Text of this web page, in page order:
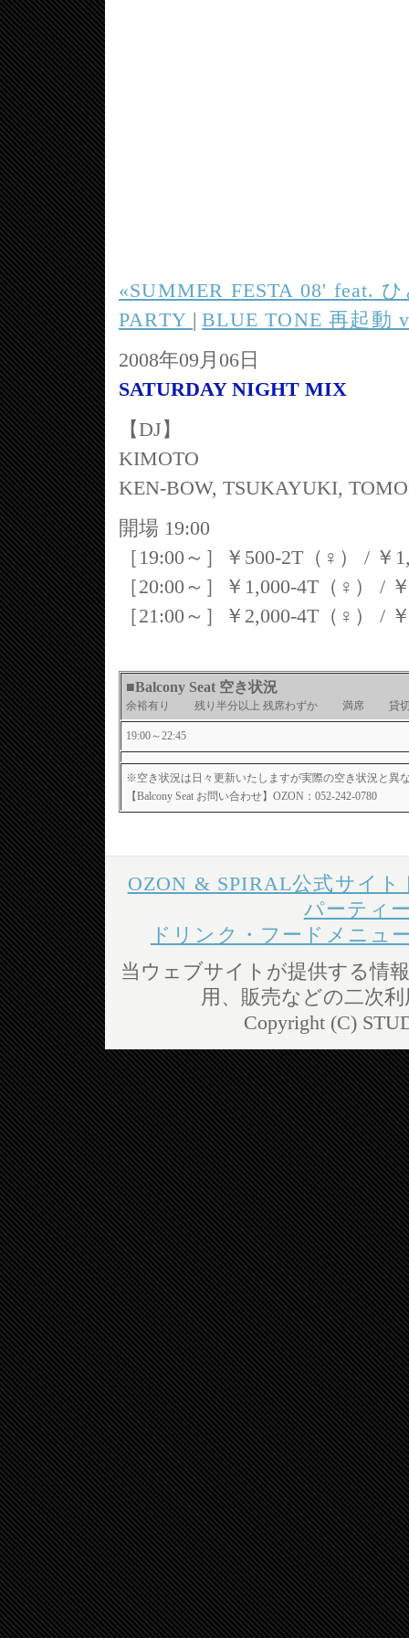
«SUMMER FESTA 08' feat.
PARTY |BLUE TONE 再起動
2008年09月06日
SATURDAY NIGHT MIX
【DJ】
KIMOTO
KEN-BOW, TSUKAYUKI,
開場 19:00
［19:00～］￥500-2T（♀） / ￥
［20:00～］￥1,000-4T（♀） /
［21:00～］￥2,000-4T（♀） /
■Balcony Seat 空き状況
余裕有り 残り半分以上 残席わずか 満席
19:00～22:45
※空き状況は日々更新いたしますが実際の空き状況と異
【Balcony Seat お問い合わせ】OZON：052-242-0780
OZON & SPIRAL公式サイト
パーティ
ドリンク・フードメニュ
当ウェブサイトが提供する情
用、販売などの二次
Copyright (C)